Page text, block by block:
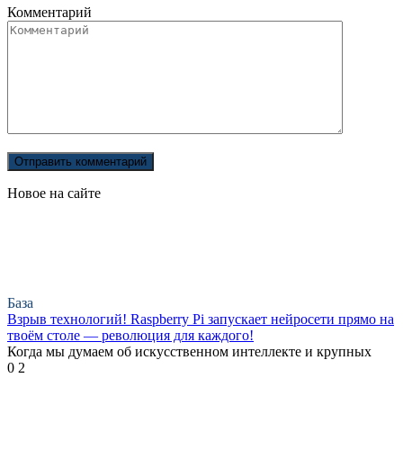
Комментарий
Новое на сайте
База
Взрыв технологий! Raspberry Pi запускает нейросети прямо на
твоём столе — революция для каждого!
Когда мы думаем об искусственном интеллекте и крупных
0 2